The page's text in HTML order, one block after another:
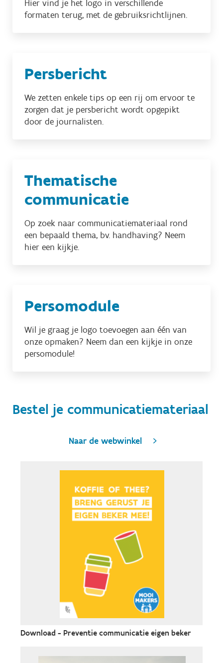
Hier vind je het logo in verschillende
formaten terug, met de gebruiksrichtlijnen.
Persbericht
We zetten enkele tips op een rij om ervoor te
zorgen dat je persbericht wordt opgepikt
door de journalisten.
Thematische
communicatie
Op zoek naar communicatiemateriaal rond
een bepaald thema, bv. handhaving? Neem
hier een kijkje.
Persomodule
Wil je graag je logo toevoegen aan één van
onze opmaken? Neem dan een kijkje in onze
persomodule!
Bestel je communicatiemateriaal
Naar de webwinkel
Download - Preventie communicatie eigen beker